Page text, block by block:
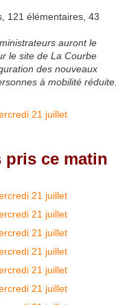
121 élémentaires, 43
auront le
le site de La Courbe
des nouveaux
à mobilité réduite.
pris ce matin